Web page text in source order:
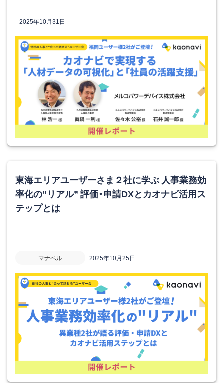
2025年10月31日
東海エリアユーザーさま２社に学ぶ 人事業務効
率化の”リアル” 評価・申請DXとカオナビ活用ス
テップとは
マナベル 2025年10月25日